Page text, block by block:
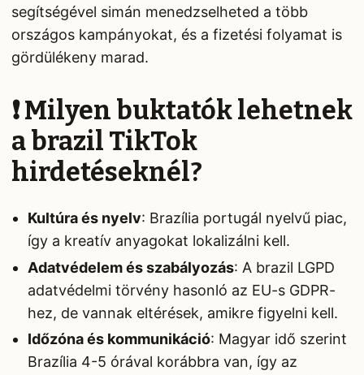
segítségével simán menedzselheted a több
országos kampányokat, és a fizetési folyamat is
gördülékeny marad.
❗ Milyen buktatók lehetnek
a brazil TikTok
hirdetéseknél?
Kultúra és nyelv: Brazília portugál nyelvű piac,
így a kreatív anyagokat lokalizálni kell.
Adatvédelem és szabályozás: A brazil LGPD
adatvédelmi törvény hasonló az EU-s GDPR-
hez, de vannak eltérések, amikre figyelni kell.
Időzóna és kommunikáció: Magyar idő szerint
Brazília 4-5 órával korábbra van, így az